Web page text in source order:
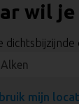
wil
mijn